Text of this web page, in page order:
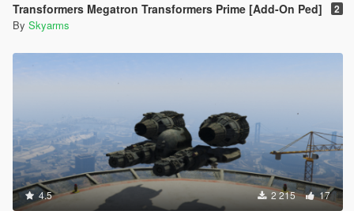
Transformers Megatron Transformers Prime [Add-On Ped] 2
By Skyarms
4.5 2 215 17